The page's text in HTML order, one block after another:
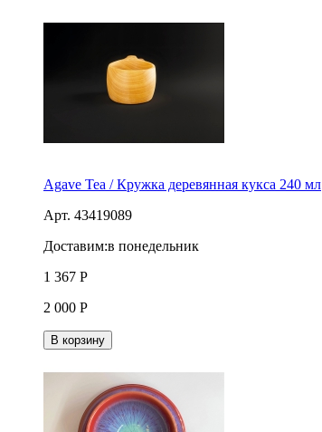
Agave Tea / Кружка деревянная кукса 240 мл
Арт. 43419089
Доставим:в понедельник
1 367 Р
2 000 Р
В корзину